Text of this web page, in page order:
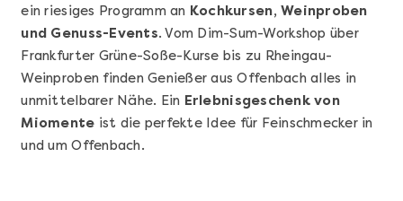
ein riesiges Programm an Kochkursen, Weinproben
und Genuss-Events. Vom Dim-Sum-Workshop über
Frankfurter Grüne-Soße-Kurse bis zu Rheingau-
Weinproben finden Genießer aus Offenbach alles in
unmittelbarer Nähe. Ein Erlebnisgeschenk von
Miomente ist die perfekte Idee für Feinschmecker in
und um Offenbach.